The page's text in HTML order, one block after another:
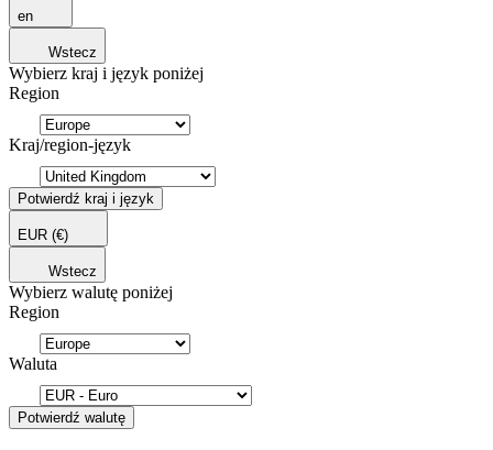
en
Wstecz
Wybierz kraj i język poniżej
Region
Kraj/region-język
Potwierdź kraj i język
EUR (€)
Wstecz
Wybierz walutę poniżej
Region
Waluta
Potwierdź walutę